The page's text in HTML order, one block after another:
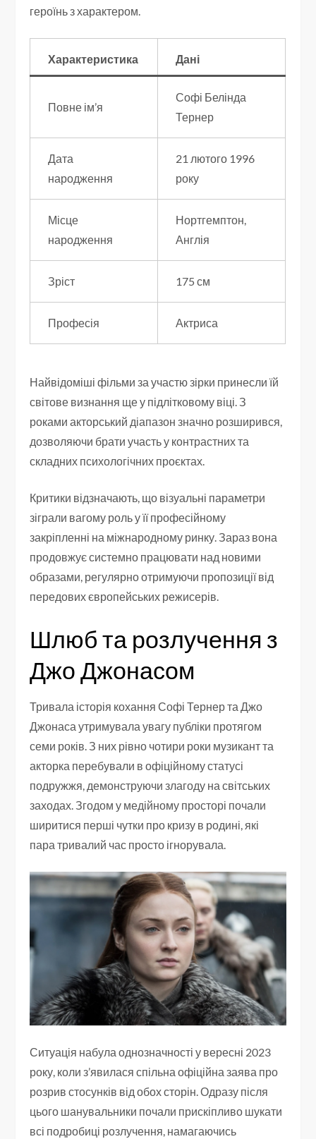
героїнь з характером.
Характеристика Дані
Повне ім’я
Софі Белінда
Тернер
Дата
народження
21 лютого 1996
року
Місце
народження
Нортгемптон,
Англія
Зріст 175 см
Професія Актриса
Найвідоміші фільми за участю зірки принесли їй
світове визнання ще у підлітковому віці. З
роками акторський діапазон значно розширився,
дозволяючи брати участь у контрастних та
складних психологічних проєктах.
Критики відзначають, що візуальні параметри
зіграли вагому роль у її професійному
закріпленні на міжнародному ринку. Зараз вона
продовжує системно працювати над новими
образами, регулярно отримуючи пропозиції від
передових європейських режисерів.
Шлюб та розлучення з
Джо Джонасом
Тривала історія кохання Софі Тернер та Джо
Джонаса утримувала увагу публіки протягом
семи років. З них рівно чотири роки музикант та
акторка перебували в офіційному статусі
подружжя, демонструючи злагоду на світських
заходах. Згодом у медійному просторі почали
ширитися перші чутки про кризу в родині, які
пара тривалий час просто ігнорувала.
Ситуація набула однозначності у вересні 2023
року, коли з’явилася спільна офіційна заява про
розрив стосунків від обох сторін. Одразу після
цього шанувальники почали прискіпливо шукати
всі подробиці розлучення, намагаючись